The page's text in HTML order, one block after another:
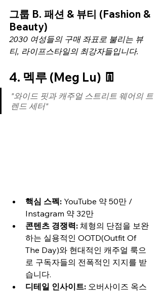
그룹 B. 패션 & 뷰티 (Fashion &
Beauty)
2030 여성들의 구매 좌표로 불리는 뷰
티, 라이프스타일의 최강자들입니다.
4. 멕루 (Meg Lu) 👖
"와이드 핏과 캐주얼 스트리트 웨어의 트
렌드 세터"
핵심 스펙: YouTube 약 50만 /
Instagram 약 32만
콘텐츠 경쟁력: 체형의 단점을 보완
하는 실용적인 OOTD(Outfit Of
The Day)와 현대적인 캐주얼 룩으
로 구독자들의 전폭적인 지지를 받
습니다.
디테일 인사이트: 오버사이즈 옥스